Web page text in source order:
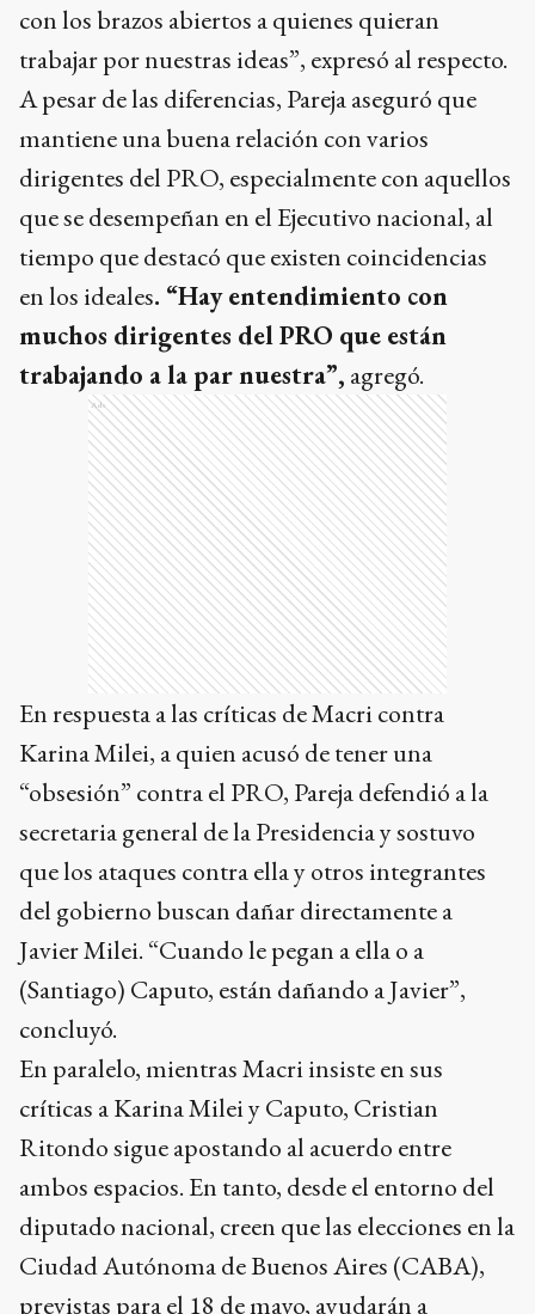
con los brazos abiertos a quienes quieran
trabajar por nuestras ideas”, expresó al respecto.
A pesar de las diferencias, Pareja aseguró que
mantiene una buena relación con varios
dirigentes del PRO, especialmente con aquellos
que se desempeñan en el Ejecutivo nacional, al
tiempo que destacó que existen coincidencias
en los ideales. “Hay entendimiento con
muchos dirigentes del PRO que están
trabajando a la par nuestra”, agregó.
Ads
En respuesta a las críticas de Macri contra
Karina Milei, a quien acusó de tener una
“obsesión” contra el PRO, Pareja defendió a la
secretaria general de la Presidencia y sostuvo
que los ataques contra ella y otros integrantes
del gobierno buscan dañar directamente a
Javier Milei. “Cuando le pegan a ella o a
(Santiago) Caputo, están dañando a Javier”,
concluyó.
En paralelo, mientras Macri insiste en sus
críticas a Karina Milei y Caputo, Cristian
Ritondo sigue apostando al acuerdo entre
ambos espacios. En tanto, desde el entorno del
diputado nacional, creen que las elecciones en la
Ciudad Autónoma de Buenos Aires (CABA),
previstas para el 18 de mayo, ayudarán a